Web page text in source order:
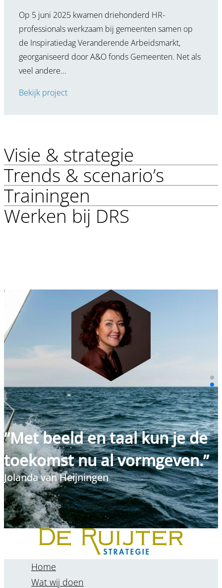
Op 5 juni 2025 kwamen driehonderd HR-
professionals werkzaam bij gemeenten samen op
de Inspiratiedag Veranderende Arbeidsmarkt,
georganiseerd door A&O fonds Gemeenten. Net als
veel andere…
Bekijk project
Visie & strategie
Trends & scenario’s
Trainingen
Werken bij DRS
“Er bestaan geen slechte
scenario’s, alleen slechte
voorbereidingen.”
“Met beeld en taal kun je de
toekomst nu al vormgeven.”
Jolanda van Heijningen
Home
Wat wij doen